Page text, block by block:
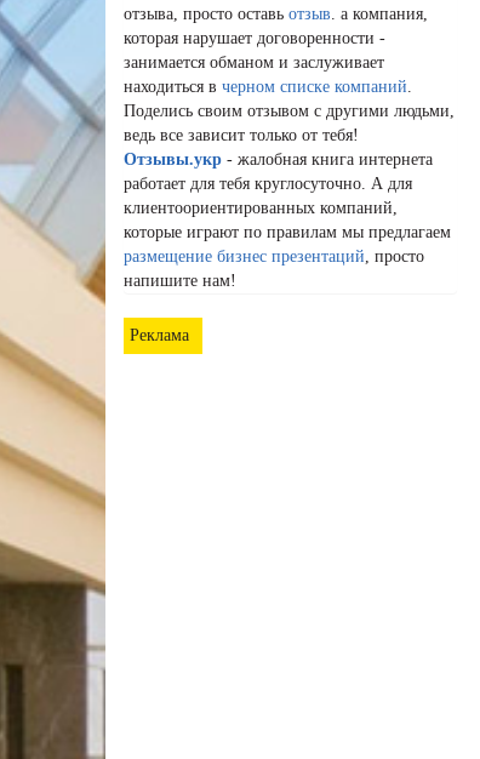
отзыва, просто оставь отзыв. а компания,
которая нарушает договоренности -
занимается обманом и заслуживает
находиться в черном списке компаний.
Поделись своим отзывом с другими людьми,
ведь все зависит только от тебя!
Отзывы.укр - жалобная книга интернета
работает для тебя круглосуточно. А для
клиентоориентированных компаний,
которые играют по правилам мы предлагаем
размещение бизнес презентаций, просто
напишите нам!
Реклама